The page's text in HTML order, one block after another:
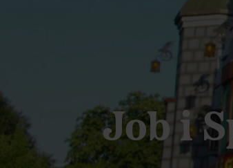
Job i